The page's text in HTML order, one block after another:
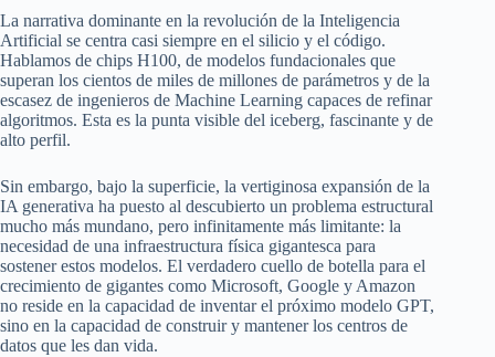
La narrativa dominante en la revolución de la Inteligencia
Artificial se centra casi siempre en el silicio y el código.
Hablamos de chips H100, de modelos fundacionales que
superan los cientos de miles de millones de parámetros y de la
escasez de ingenieros de Machine Learning capaces de refinar
algoritmos. Esta es la punta visible del iceberg, fascinante y de
alto perfil.
Sin embargo, bajo la superficie, la vertiginosa expansión de la
IA generativa ha puesto al descubierto un problema estructural
mucho más mundano, pero infinitamente más limitante: la
necesidad de una infraestructura física gigantesca para
sostener estos modelos. El verdadero cuello de botella para el
crecimiento de gigantes como Microsoft, Google y Amazon
no reside en la capacidad de inventar el próximo modelo GPT,
sino en la capacidad de construir y mantener los centros de
datos que les dan vida.